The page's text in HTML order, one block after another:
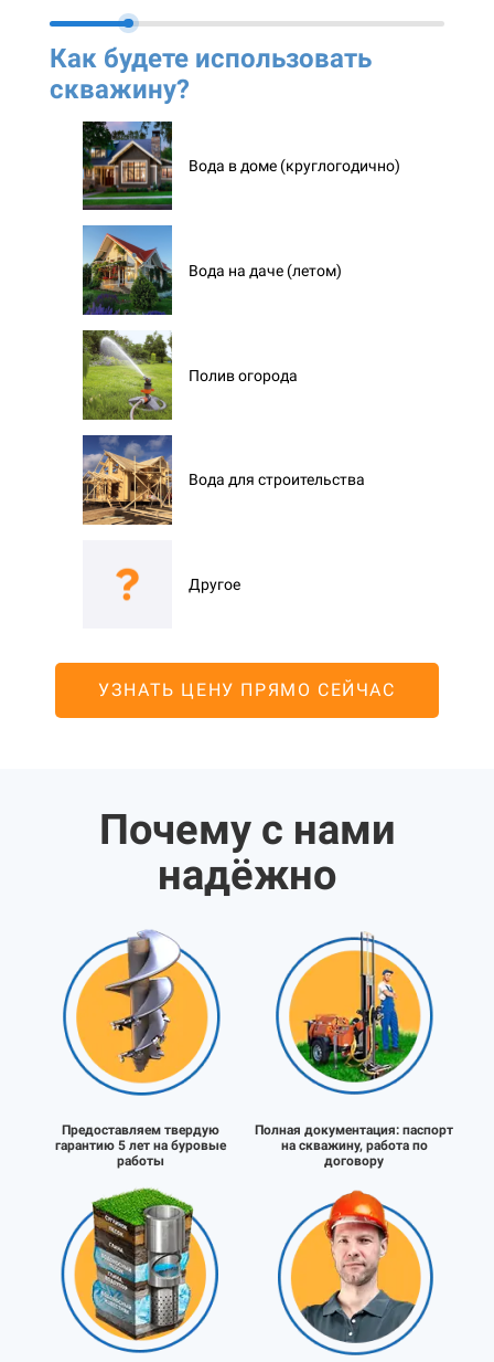
Как будете использовать
скважину?
Вода в доме (круглогодично)
Вода на даче (летом)
Полив огорода
Вода для строительства
Другое
УЗНАТЬ ЦЕНУ ПРЯМО СЕЙЧАС
Почему с нами
надёжно
Предоставляем твердую
гарантию 5 лет на буровые
работы
Полная документация: паспорт
на скважину, работа по
договору